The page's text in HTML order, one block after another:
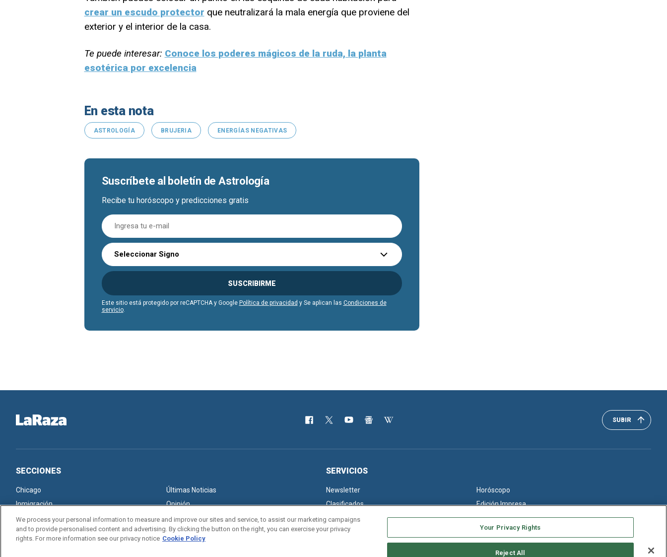
crear un escudo protector que neutralizará la mala energía que proviene del
exterior y el interior de la casa.
Te puede interesar: Conoce los poderes mágicos de la ruda, la planta
esotérica por excelencia
En esta nota
ASTROLOGÍA BRUJERIA ENERGÍAS NEGATIVAS
Suscríbete al boletín de Astrología
Recibe tu horóscopo y predicciones gratis
Seleccionar Signo
SUSCRIBIRME
Este sitio está protegido por reCAPTCHA y Google Política de privacidad y Se aplican las Condiciones de
servicio.
SUBIR
SECCIONES
Chicago
Últimas Noticias
Inmigración
Opinión
SERVICIOS
Newsletter
Horóscopo
Clasificados
Edición Impresa
We process your personal information to measure and improve our sites and service, to assist our marketing campaigns
and to provide personalised content and advertising. By clicking the button on the right, you can exercise your privacy
rights. For more information see our privacy notice Cookie Policy
Your Privacy Rights
Reject All